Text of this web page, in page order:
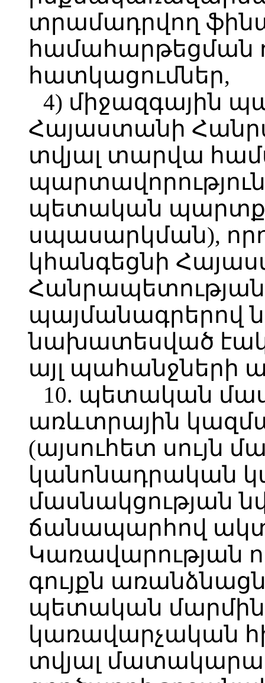
տրամադրվող
համահարթեցման
հատկացումներ,
4) միջազգային
Հայաստանի
տվյալ տարվա
պետական
սպասարկման),
կհանգեցնի
պայմանագրերով
նախատեսված
այլ պահանջների
10. պետական
առևտրային
(այսուհետ սույն
կանոնադրական
մասնակցության
ճանապարհով
Կառավարության
գույքն
պետական
կառավարչական
տվյալ